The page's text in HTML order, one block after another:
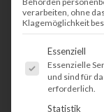
volle Kontrolle
Die
ermöglicht
ideal für
erlaubt den
verarbeiten, ohne
Klagemöglichkeit
Es folgt
Essenziell
Essenzielle
und sind für
erforderlich.
Statistik